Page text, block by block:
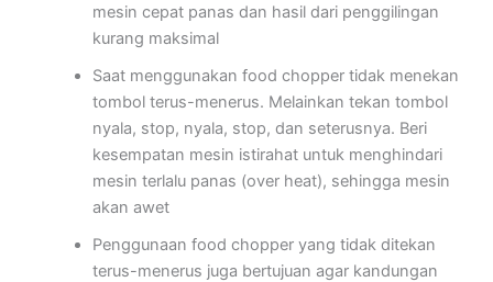
mesin cepat panas dan hasil dari penggilingan
kurang maksimal
Saat menggunakan food chopper tidak menekan
tombol terus-menerus. Melainkan tekan tombol
nyala, stop, nyala, stop, dan seterusnya. Beri
kesempatan mesin istirahat untuk menghindari
mesin terlalu panas (over heat), sehingga mesin
akan awet
Penggunaan food chopper yang tidak ditekan
terus-menerus juga bertujuan agar kandungan